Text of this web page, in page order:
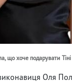
що хоче подарувати
Оля